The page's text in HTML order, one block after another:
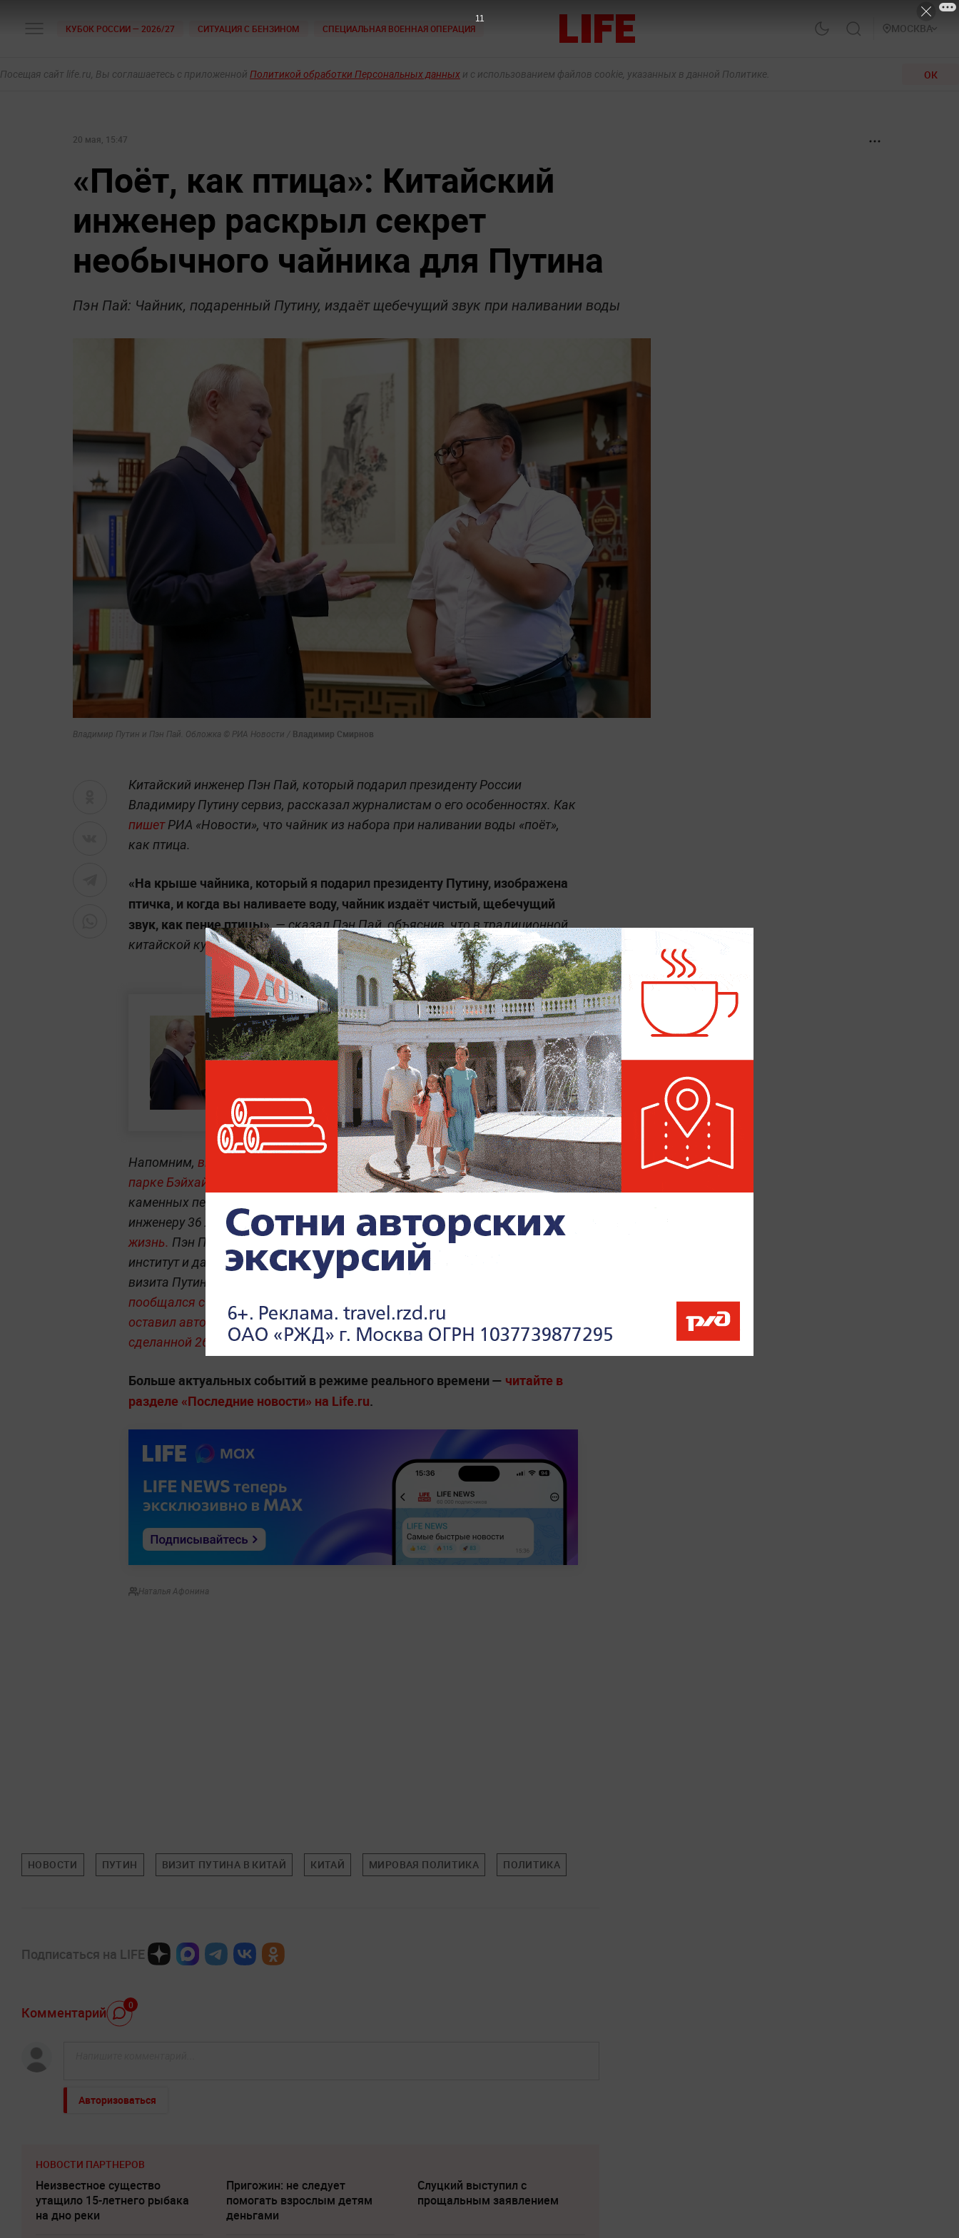
КУБОК РОССИИ — 2026/27 СИТУАЦИЯ С БЕНЗИНОМ СПЕЦИАЛЬНАЯ ВОЕННАЯ ОПЕРАЦИЯ МОСКВА
Посещая сайт life.ru, Вы соглашаетесь с приложенной Политикой обработки Персональных данных и с использованием файлов cookie, указанных в данной Политике. ОК
20 мая, 15:47
«Поёт, как птица»: Китайский
инженер раскрыл секрет
необычного чайника для Путина
Пэн Пай: Чайник, подаренный Путину, издаёт щебечущий звук при наливании воды
Владимир Путин и Пэн Пай. Обложка © РИА Новости / Владимир Смирнов
Китайский инженер Пэн Пай, который подарил президенту России
Владимиру Путину сервиз, рассказал журналистам о его особенностях. Как
пишетРИА «Новости», что чайник из набора при наливании воды «поёт»,
как птица.
«На крыше чайника, который я подарил президенту Путину, изображена
птичка, и когда вы наливаете воду, чайник издаёт чистый, щебечущий
звук, как пение птицы»,— сказал Пэн Пай, объяснив, что в традиционной
китайской культуре пение птиц имеет очень благоприятное значение.
Путин вспомнил русскую
поговорку на встрече с
китайским инженером Пэн
Паем
Напомним, впервые Путин и маленький Пэн Пай встретились в пекинском
парке Бэйхай. Мальчик помахал российскому президенту,а тот снял его с
каменных перил, поцеловал в лоб и сфотографировался с ним. Сейчас
инженеру 36 лет. Он говорил, что
фото с Путиным тогда изменило его
жизнь. Пэн Пай выучил русский язык, окончил Московский автодорожный
институт и даже взял себе русское имя — Паша. Во время нынешнего
визита Путина в Пекин, мужчине вновь повезло с ним встретиться.
пообщался с Пашей, обменялся сервизами в качестве подарков, а также
оставил автограф на той самой памятной фотографии с их первой встречи,
сделанной 26 лет назад.
Больше актуальных событий в режиме реального времени — читайте в
разделе «Последние новости» на Life.ru.
Наталья Афонина
НОВОСТИ ПУТИН ВИЗИТ ПУТИНА В КИТАЙ КИТАЙ МИРОВАЯ ПОЛИТИКА ПОЛИТИКА
Подписаться на LIFE
Комментарий 0
Авторизоваться
НОВОСТИ ПАРТНЕРОВ
Неизвестное существо
утащило 15-летнего рыбака
на дно реки
Пригожин: не следует
помогать взрослым детям
деньгами
Слуцкий выступил с
прощальным заявлением
10